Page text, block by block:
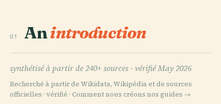
01 Anintroduction
synthétisé à partir de 240+ sources · vérifié May 2026
Recherché à partir de Wikidata, Wikipédia et de sources
officielles · vérifié · Comment nous créons nos guides →